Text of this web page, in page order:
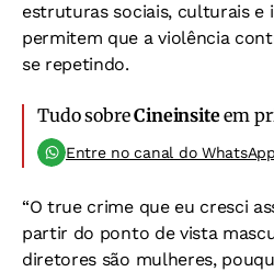
estruturas sociais, culturais e
permitem que a violência
se repetindo.
Tudo sobreCineinsiteem
Entre no canal do
“O true crime que eu cresci
partir do ponto de vista
diretores são mulheres,